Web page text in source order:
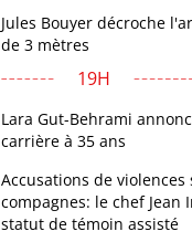
Jules Bouyer décroche
de 3 mètres
19H
Lara Gut-Behrami
carrière à 35 ans
Accusations de violences
compagnes: le chef Jean
statut de témoin assisté